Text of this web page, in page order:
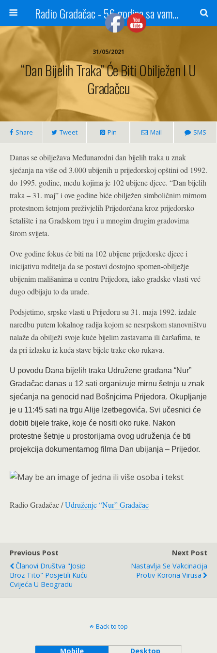
Radio Gradačac - 56 godina sa vama...
31/05/2021
“Dan Bijelih Traka” Će Biti Obilježen I U
Gradačcu
Share Tweet Pin Mail SMS
Danas se obilježava Međunarodni dan bijelih traka u znak
sjećanja na više od 3.000 ubijenih u prijedorskoj opštini od 1992.
do 1995. godine, među kojima je 102 ubijene djece. “Dan bijelih
traka – 31. maj” i ove godine biće obilježen simboličnim mirnom
protestnom šetnjom preživjelih Prijedorčana kroz prijedorsko
šetalište i na Gradskom trgu i u mnogim drugim gradovima
širom svijeta.
Ove godine fokus će biti na 102 ubijene prijedorske djece i
inicijativu roditelja da se postavi dostojno spomen-obilježje
ubijenim mališanima u centru Prijedora, iako gradske vlasti već
dugo odbijaju to da urade.
Podsjetimo, srpske vlasti u Prijedoru su 31. maja 1992. izdale
naredbu putem lokalnog radija kojom se nesrpskom stanovništvu
nalaže da obilježi svoje kuće bijelim zastavama ili čaršafima, te
da pri izlasku iz kuća stave bijele trake oko rukava.
U povodu Dana bijelih traka Udružene građana “Nur”
Gradačac danas u 12 sati organizuje mirnu šetnju u znak
sjećanja na genocid nad Bošnjcima Prijedora. Okupljanje
je u 11:45 sati na trgu Alije Izetbegovića. Svi učesnici će
dobiti bijele trake, koje će nositi oko ruke. Nakon
protestne šetnje u prostorijama ovog udruženja će bti
projekcija dokumentarnog filma Dan ubijanja – Prijedor.
Radio Gradačac /Udruženje “Nur” Gradačac
Previous Post
Članovi Društva "Josip
Broz Tito" Posjetili Kuću
Cvijeća U Beogradu
Next Post
Nastavlja Se Vakcinacija
Protiv Korona Virusa
Back to top
Mobile Desktop